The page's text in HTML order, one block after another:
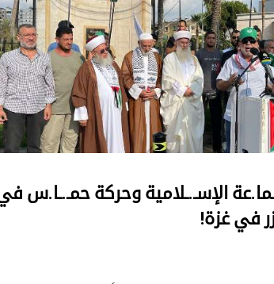
الإسـ.ـلامية وحركة حمـ.ـا.س
في غزة!